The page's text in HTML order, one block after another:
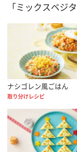
「ミックスベジ
ナシゴレン風ごはん
取り分けレシピ